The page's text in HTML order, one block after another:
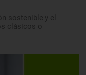
sostenible y el
clásicos o